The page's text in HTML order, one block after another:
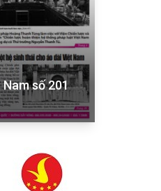
số 201